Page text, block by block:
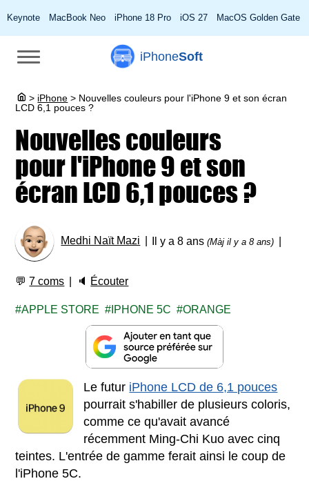
Keynote MacBook Neo iPhone 18 Pro iOS 27 MacOS Golden Gate
iPhoneSoft
> iPhone > Nouvelles couleurs pour l'iPhone 9 et son écran
LCD 6,1 pouces ?
Nouvelles couleurs
pour l'iPhone 9 et son
écran LCD 6,1 pouces ?
Medhi Naït Mazi Il y a 8 ans(Màj il y a 8 ans)
💬7 coms 🔈 Écouter
APPLE STORE IPHONE 5C ORANGE
Le futur iPhone LCD de 6,1 pouces
pourrait s'habiller de plusieurs coloris,
comme ce qu'avait avancé
récemment Ming-Chi Kuo avec cinq
teintes. L'entrée de gamme ferait ainsi le coup de
l'iPhone 5C.